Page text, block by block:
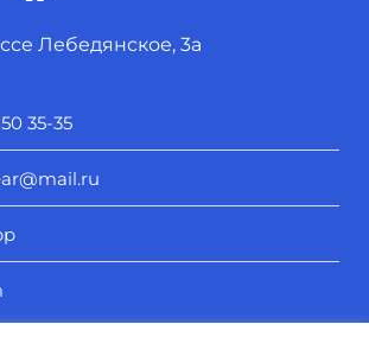
Лебедянское, 3а
35-35